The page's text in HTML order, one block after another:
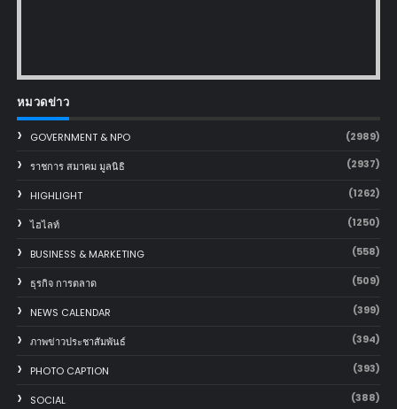
หมวดข่าว
GOVERNMENT & NPO (2989)
ราชการ สมาคม มูลนิธิ (2937)
HIGHLIGHT (1262)
ไฮไลท์ (1250)
BUSINESS & MARKETING (558)
ธุรกิจ การตลาด (509)
NEWS CALENDAR (399)
ภาพข่าวประชาสัมพันธ์ (394)
PHOTO CAPTION (393)
SOCIAL (388)